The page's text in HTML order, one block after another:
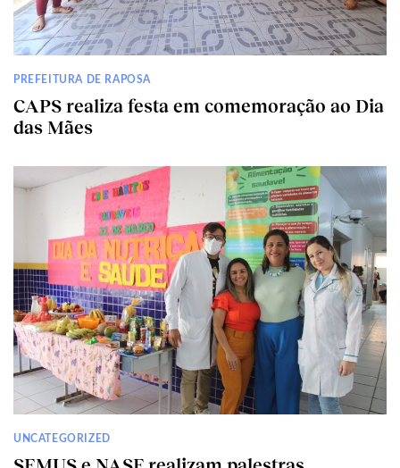
PREFEITURA DE RAPOSA
CAPS realiza festa em comemoração ao Dia
das Mães
UNCATEGORIZED